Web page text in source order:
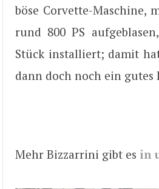
böse Corvette-Maschine,
rund 800 PS
Stück installiert; damit
dann doch noch ein gutes
Mehr Bizzarrini gibt es in